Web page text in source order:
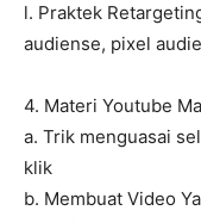
l. Praktek
audiense, pixel
4. Materi Youtube
a. Trik menguasai
klik
b. Membuat Video